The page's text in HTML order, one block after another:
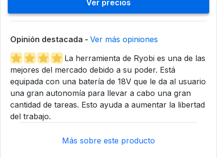
Ver precios
Opinión destacada - Ver más opiniones
La herramienta de Ryobi es una de las
mejores del mercado debido a su poder. Está
equipada con una batería de 18V que le da al usuario
una gran autonomía para llevar a cabo una gran
cantidad de tareas. Esto ayuda a aumentar la libertad
del trabajo.
Más sobre este producto